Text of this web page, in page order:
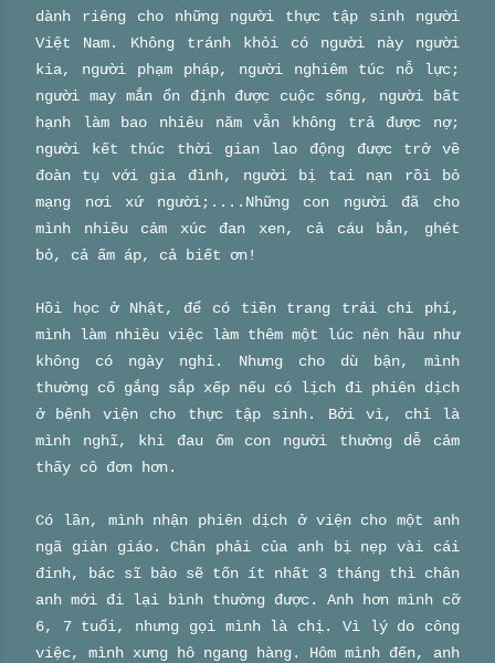
dành riêng cho những người thực tập sinh người
Việt Nam. Không tránh khỏi có người này người
kia, người phạm pháp, người nghiêm túc nỗ lực;
người may mắn ổn định được cuộc sống, người bất
hạnh làm bao nhiêu năm vẫn không trả được nợ;
người kết thúc thời gian lao động được trở về
đoàn tụ với gia đình, người bị tai nạn rồi bỏ
mạng nơi xứ người;....Những con người đã cho
mình nhiều cảm xúc đan xen, cả cáu bẳn, ghét
bỏ, cả ấm áp, cả biết ơn!
Hồi học ở Nhật, để có tiền trang trải chi phí,
mình làm nhiều việc làm thêm một lúc nên hầu như
không có ngày nghỉ. Nhưng cho dù bận, mình
thường cố gắng sắp xếp nếu có lịch đi phiên dịch
ở bệnh viện cho thực tập sinh. Bởi vì, chỉ là
mình nghĩ, khi đau ốm con người thường dễ cảm
thấy cô đơn hơn.
Có lần, mình nhận phiên dịch ở viện cho một anh
ngã giàn giáo. Chân phải của anh bị nẹp vài cái
đinh, bác sĩ bảo sẽ tốn ít nhất 3 tháng thì chân
anh mới đi lại bình thường được. Anh hơn mình cỡ
6, 7 tuổi, nhưng gọi mình là chị. Vì lý do công
việc, mình xưng hô ngang hàng. Hôm mình đến, anh